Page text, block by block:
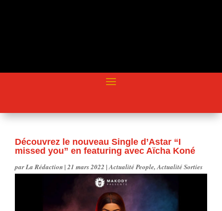
Découvrez le nouveau Single d’Astar “I
missed you” en featuring avec Aïcha Koné
parLa Rédaction|21 mars 2022 |Actualité People,Actualité Sorties